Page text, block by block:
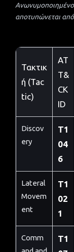
αποτυπώνεται
Τακτικ
ή (Tac
tic)
AT
T&
CK
ID
Discov
ery
T1
04
6
Lateral
Movem
ent
T1
02
1
Comm
T1